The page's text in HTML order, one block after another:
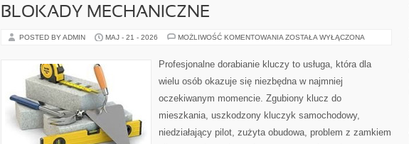
BLOKADY MECHANICZNE
POSTED BY ADMIN MAJ - 21 - 2026 MOŻLIWOŚĆ KOMENTOWANIA BLOKADY
ZOSTAŁA WYŁĄCZONA
Profesjonalne dorabianie kluczy to usługa, która dla
wielu osób okazuje się niezbędna w najmniej
oczekiwanym momencie. Zgubiony klucz do
mieszkania, uszkodzony kluczyk samochodowy,
niedziałający pilot, zużyta obudowa, problem z zamkiem